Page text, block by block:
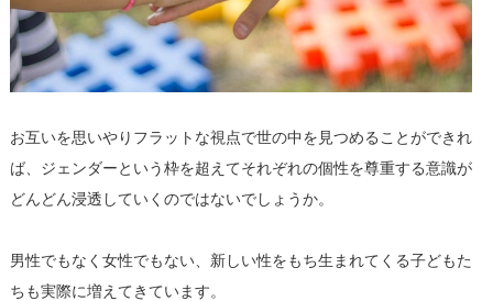
お互いを思いやりフラットな視点で世の中を見つめることができれ
ば、ジェンダーという枠を超えてそれぞれの個性を尊重する意識が
どんどん浸透していくのではないでしょうか。
男性でもなく女性でもない、新しい性をもち生まれてくる子どもた
ちも実際に増えてきています。